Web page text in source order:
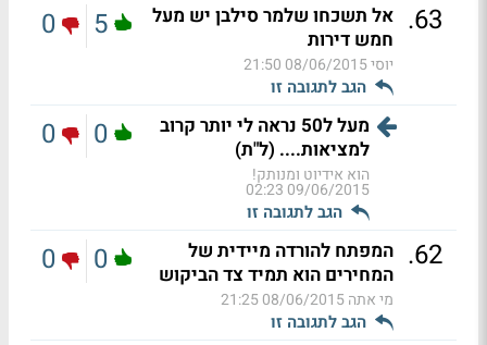
63
. אל תשכחו שלמר סילבן יש מעל
חמש דירות
יוסי08/06/2015 21:50
הגב לתגובה זו
5
0
מעל ל50 נראה לי יותר קרוב
למציאות.... (ל"ת)
הוא אידיוט ומנותק!
09/06/2015 02:23
הגב לתגובה זו
0
0
62
. המפתח להורדה מיידית של
המחירים הוא תמיד צד הביקוש
מי אתה08/06/2015 21:25
הגב לתגובה זו
0
0